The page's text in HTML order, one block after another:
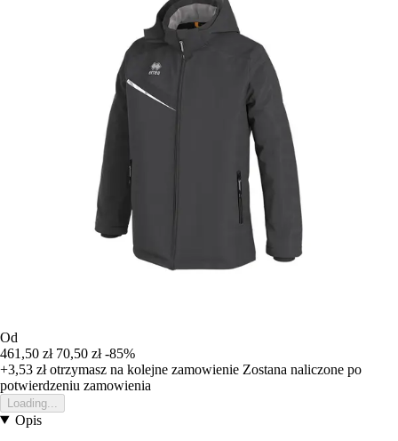
Od
461,50 zł 70,50 zł -85%
+3,53 złotrzymasz na kolejne zamowienie Zostana naliczone po
potwierdzeniu zamowienia
Loading...
Opis